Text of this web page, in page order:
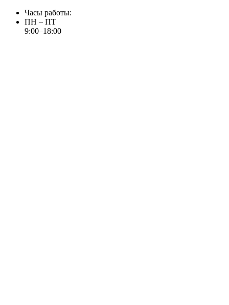
Часы работы:
ПН – ПТ
9:00–18:00